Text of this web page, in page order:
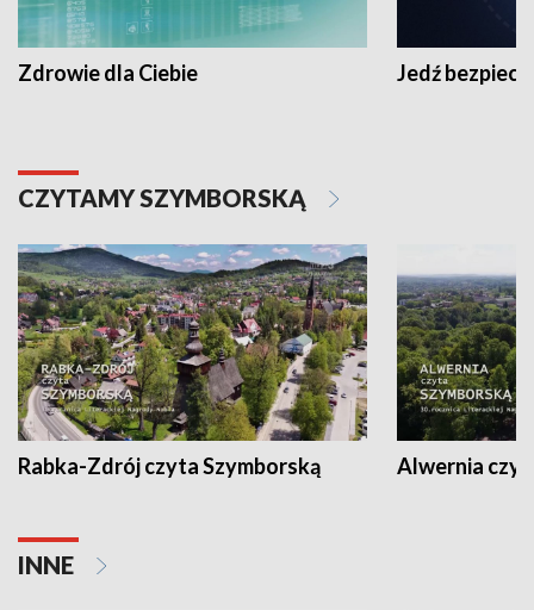
Zdrowie dla Ciebie Jedź
CZYTAMY SZYMBORSKĄ
Rabka-Zdrój czyta Szymborską Alwernia
INNE